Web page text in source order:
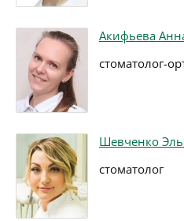
Акифьева
стоматолог-
Шевченко
стоматолог